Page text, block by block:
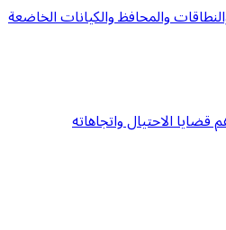
والمحافظ والكيانات الخاضعة
الاحتيال واتجاهاته